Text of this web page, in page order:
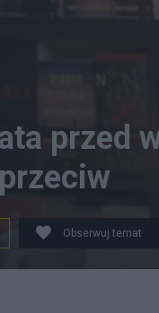
przed
Obserwuj temat